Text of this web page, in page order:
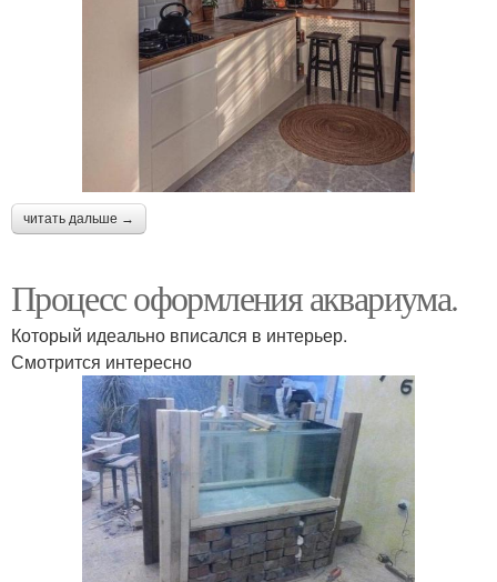
читать дальше →
Процесс оформления аквариума.
Который идеально вписался в интерьер.
Смотрится интересно